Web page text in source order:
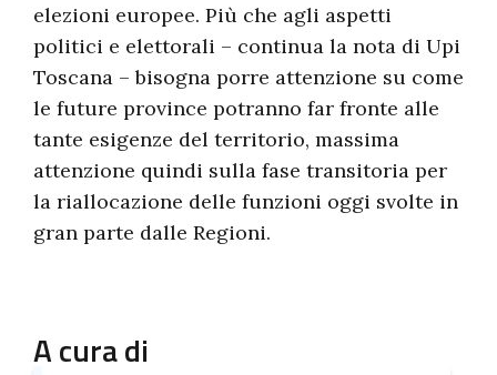
elezioni europee. Più che agli aspetti
politici e elettorali – continua la nota di Upi
Toscana – bisogna porre attenzione su come
le future province potranno far fronte alle
tante esigenze del territorio, massima
attenzione quindi sulla fase transitoria per
la riallocazione delle funzioni oggi svolte in
gran parte dalle Regioni.
A cura di